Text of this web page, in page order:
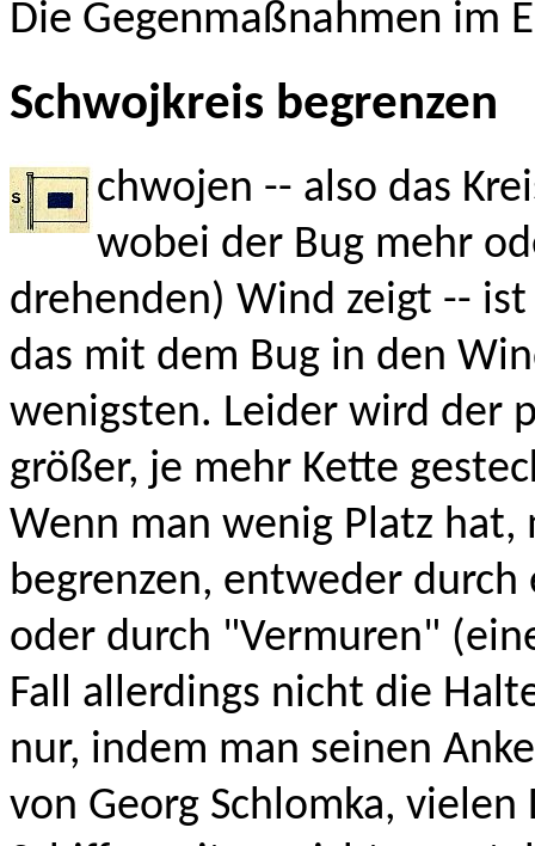
Die Gegenmaßnahmen im
Schwojkreis begrenzen
chwojen -- also das
wobei der Bug mehr
drehenden) Wind zeigt --
das mit dem Bug in den
wenigsten. Leider wird der
größer, je mehr Kette
Wenn man wenig Platz hat,
begrenzen, entweder
oder durch "Vermuren"
Fall allerdings nicht die
nur, indem man seinen
von Georg Schlomka,